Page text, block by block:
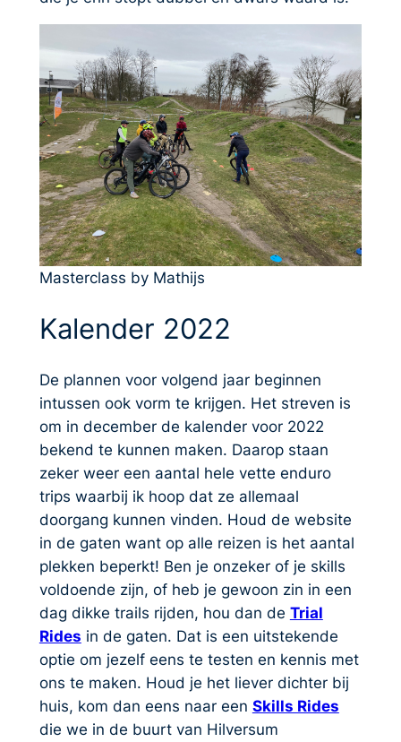
Masterclass by Mathijs
Kalender 2022
De plannen voor volgend jaar beginnen
intussen ook vorm te krijgen. Het streven is
om in december de kalender voor 2022
bekend te kunnen maken. Daarop staan
zeker weer een aantal hele vette enduro
trips waarbij ik hoop dat ze allemaal
doorgang kunnen vinden. Houd de website
in de gaten want op alle reizen is het aantal
plekken beperkt! Ben je onzeker of je skills
voldoende zijn, of heb je gewoon zin in een
dag dikke trails rijden, hou dan de Trial
Rides in de gaten. Dat is een uitstekende
optie om jezelf eens te testen en kennis met
ons te maken. Houd je het liever dichter bij
huis, kom dan eens naar een Skills Rides
die we in de buurt van Hilversum